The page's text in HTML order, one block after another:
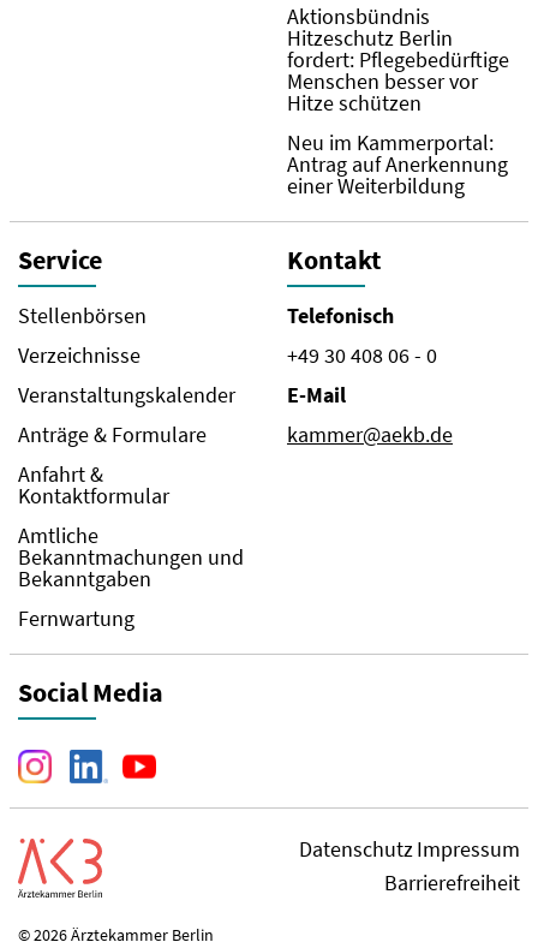
Aktionsbündnis
Hitzeschutz Berlin
fordert: Pflegebedürftige
Menschen besser vor
Hitze schützen
Neu im Kammerportal:
Antrag auf Anerkennung
einer Weiterbildung
Service
Stellenbörsen
Verzeichnisse
Veranstaltungskalender
Anträge & Formulare
Anfahrt &
Kontaktformular
Amtliche
Bekanntmachungen und
Bekanntgaben
Fernwartung
Kontakt
Telefonisch
+49 30 408 06 - 0
E-Mail
kammer@aekb.de
Social Media
DatenschutzImpressum
Barrierefreiheit
© 2026 Ärztekammer Berlin